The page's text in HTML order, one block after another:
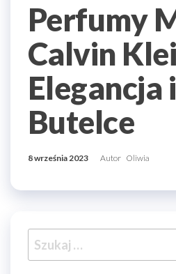
Perfumy
Calvin
Elegancja
Butelce
8 września 2023 Autor Oliwia
Szukaj: